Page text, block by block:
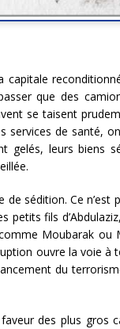
que des
se taisent
services de santé,
leurs biens
de sédition. Ce
petits fils
Moubarak ou
ouvre la voie à
du
des plus gros